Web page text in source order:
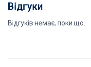
Відгуки
Відгуків немає, поки що.